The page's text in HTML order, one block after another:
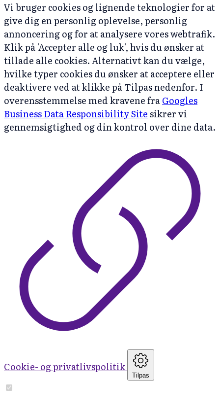
Vi bruger cookies og lignende teknologier for at
give dig en personlig oplevelse, personlig
annoncering og for at analysere vores webtrafik.
Klik på 'Accepter alle og luk', hvis du ønsker at
tillade alle cookies. Alternativt kan du vælge,
hvilke typer cookies du ønsker at acceptere eller
deaktivere ved at klikke på Tilpas nedenfor. I
overensstemmelse med kravene fraGoogles
Business Data Responsibility Sitesikrer vi
gennemsigtighed og din kontrol over dine data.
Cookie- og privatlivspolitik
Tilpas